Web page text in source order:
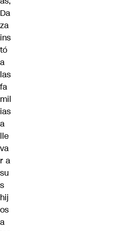
Da
za
ins
tó
a
las
fa
mil
ias
a
lle
va
r a
su
s
hij
os
a